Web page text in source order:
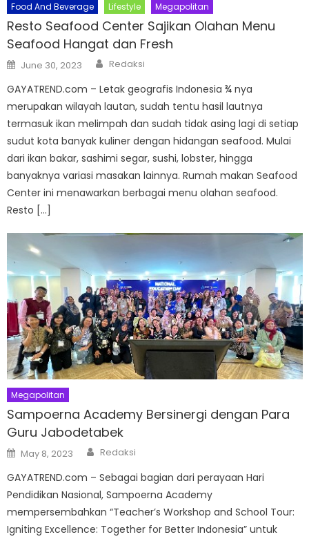
Food And Beverage Lifestyle Megapolitan
Resto Seafood Center Sajikan Olahan Menu
Seafood Hangat dan Fresh
Posted
on
June 30, 2023 Author
Redaksi
GAYATREND.com – Letak geografis Indonesia ¾ nya
merupakan wilayah lautan, sudah tentu hasil lautnya
termasuk ikan melimpah dan sudah tidak asing lagi di setiap
sudut kota banyak kuliner dengan hidangan seafood. Mulai
dari ikan bakar, sashimi segar, sushi, lobster, hingga
banyaknya variasi masakan lainnya. Rumah makan Seafood
Center ini menawarkan berbagai menu olahan seafood.
Resto […]
Megapolitan
Sampoerna Academy Bersinergi dengan Para
Guru Jabodetabek
Posted
on
May 8, 2023 Author
Redaksi
GAYATREND.com – Sebagai bagian dari perayaan Hari
Pendidikan Nasional, Sampoerna Academy
mempersembahkan “Teacher’s Workshop and School Tour:
Igniting Excellence: Together for Better Indonesia” untuk